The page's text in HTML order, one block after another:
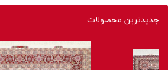
جدیدترین محصولات